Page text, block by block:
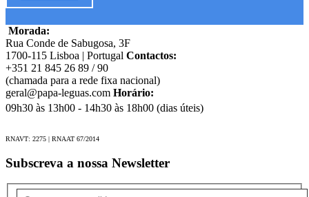
Morada:
Rua Conde de Sabugosa, 3F
1700-115 Lisboa | Portugal Contactos:
+351 21 845 26 89 / 90
(chamada para a rede fixa nacional)
geral@papa-leguas.com Horário:
09h30 às 13h00 - 14h30 às 18h00 (dias úteis)
RNAVT: 2275 | RNAAT 67/2014
Subscreva a nossa Newsletter